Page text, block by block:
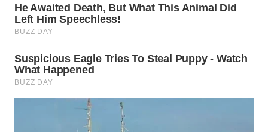
SUMEDANG
CIANJUR
WN
KEPULAUAN